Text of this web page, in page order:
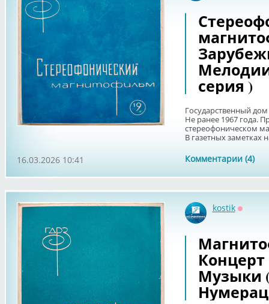
серия )
Государственный
Не ранее 1967 года.
стереофоническом
В газетных заметках
Комментарии (4)
16.03.2026 10:41
kostik
Музыки